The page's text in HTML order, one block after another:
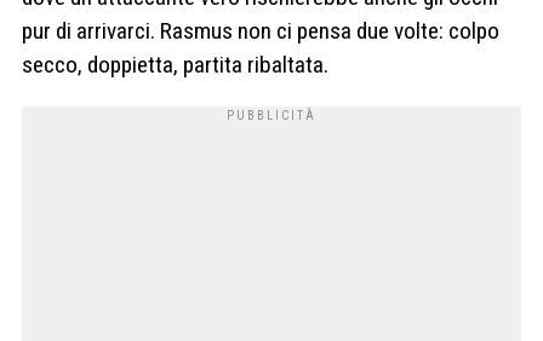
pur di arrivarci. Rasmus non ci pensa due volte: colpo
secco, doppietta, partita ribaltata.